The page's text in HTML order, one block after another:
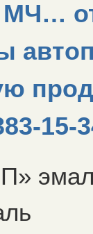
15-